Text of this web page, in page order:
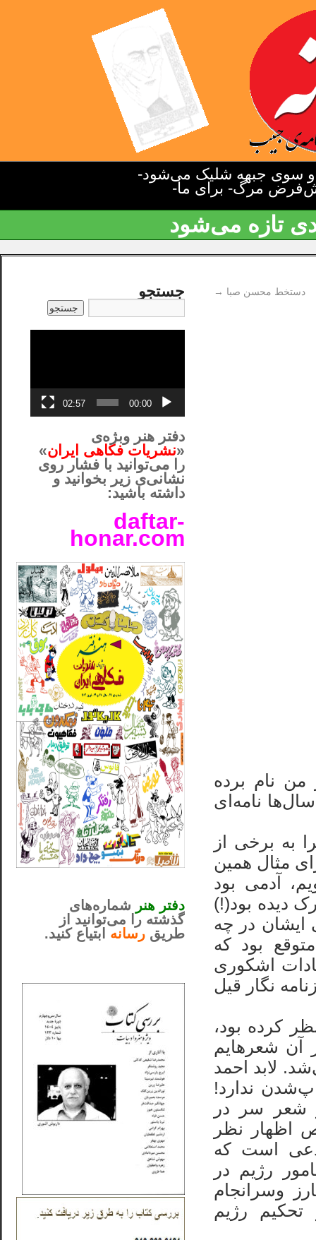
سوی جبهه شلیک می‌شود-
مرگ- برای ما-
تازه می‌شود
دستخط محسن صبا →
نام برده
نامه‌ای
به برخی از
مثال همین
آدمی بود
دیده بود(!)
در چه
بود که
اشکوری
نگار قیل
کرده بود،
شعرهایم
لابد احمد
ندارد!
شعر سر در
اظهار نظر
است که
رژیم در
وسرانجام
رژیم
جستجو
00:00
02:57
دفتر هنر وبژه‌ی
«نشریات فکاهی ایران»
را می‌توانید با فشار روی
نشانی‌ی زیر بخوانید و
داشته باشید:
daftar-
honar.com
دفتر هنر شماره‌های
گذشته را می‌توانید از
طریق رسانه ابتیاع کنید.